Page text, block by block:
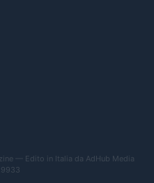
— Edito in Italia da AdHub Media